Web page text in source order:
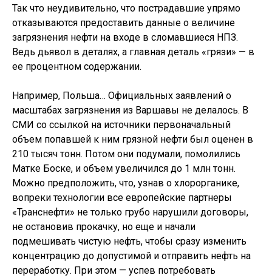
Так что неудивительно, что пострадавшие упрямо
отказываются предоставить данные о величине
загрязнения нефти на входе в сломавшиеся НПЗ.
Ведь дьявол в деталях, а главная деталь «грязи» — в
ее процентном содержании.
Например, Польша… Официальных заявлений о
масштабах загрязнения из Варшавы не делалось. В
СМИ со ссылкой на источники первоначальный
объем попавшей к ним грязной нефти был оценен в
210 тысяч тонн. Потом они подумали, помолились
Матке Боске, и объем увеличился до 1 млн тонн.
Можно предположить, что, узнав о хлорорганике,
вопреки технологии все европейские партнеры
«Транснефти» не только грубо нарушили договоры,
не остановив прокачку, но еще и начали
подмешивать чистую нефть, чтобы сразу изменить
концентрацию до допустимой и отправить нефть на
переработку. При этом — успев потребовать